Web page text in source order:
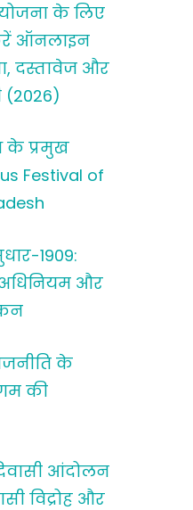
योजना के लिए
ऑनलाइन
दस्तावेज और
(2026)
के प्रमुख
Festival of
1909:
और
के
की
आंदोलन
विद्रोह और